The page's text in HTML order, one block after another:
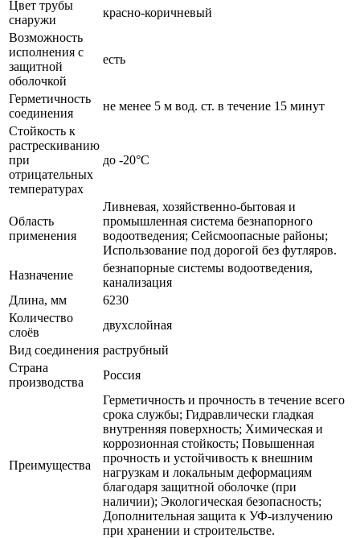
Цвет трубы
снаружи
красно-коричневый
Возможность
исполнения с
защитной
оболочкой
есть
Герметичность
соединения
не менее 5 м вод. ст. в течение 15 минут
Стойкость к
растрескиванию
при
отрицательных
температурах
до -20°C
Область
применения
Ливневая, хозяйственно-бытовая и
промышленная система безнапорного
водоотведения; Сейсмоопасные районы;
Использование под дорогой без футляров.
Назначение
безнапорные системы водоотведения,
канализация
Длина, мм
6230
Количество
слоёв
двухслойная
Вид соединения раструбный
Страна
производства
Россия
Преимущества
Герметичность и прочность в течение всего
срока службы; Гидравлически гладкая
внутренняя поверхность; Химическая и
коррозионная стойкость; Повышенная
прочность и устойчивость к внешним
нагрузкам и локальным деформациям
благодаря защитной оболочке (при
наличии); Экологическая безопасность;
Дополнительная защита к УФ-излучению
при хранении и строительстве.